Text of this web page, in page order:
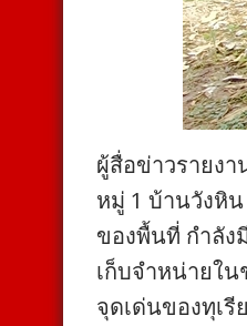
ผู้สื่อข่าวรายง
หมู่ 1 บ้านวังหิ
ของพื้นที่ กำลัง
เก็บจำหน่ายใ
จุดเด่นของทุเ